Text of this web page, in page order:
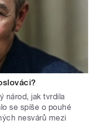
národ, jak tvrdila
se spíše o pouhé
nesvárů mezi